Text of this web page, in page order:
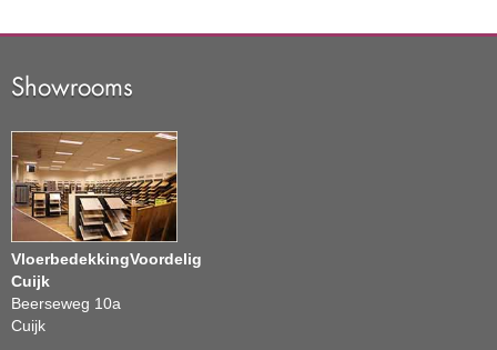
Showrooms
VloerbedekkingVoordelig
Cuijk
Beerseweg 10a
Cuijk